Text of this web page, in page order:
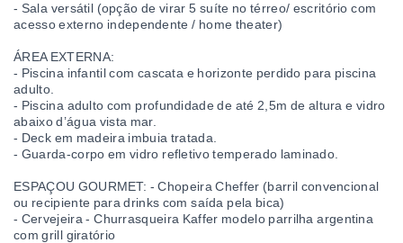
- Sala versátil (opção de virar 5 suíte no térreo/ escritório com
acesso externo independente / home theater)
ÁREA EXTERNA:
- Piscina infantil com cascata e horizonte perdido para piscina
adulto.
- Piscina adulto com profundidade de até 2,5m de altura e vidro
abaixo d’água vista mar.
- Deck em madeira imbuia tratada.
- Guarda-corpo em vidro refletivo temperado laminado.
ESPAÇOU GOURMET: - Chopeira Cheffer (barril convencional
ou recipiente para drinks com saída pela bica)
- Cervejeira - Churrasqueira Kaffer modelo parrilha argentina
com grill giratório